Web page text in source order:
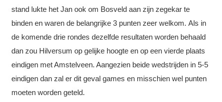
stand lukte het Jan ook om Bosveld aan zijn zegekar te
binden en waren de belangrijke 3 punten zeer welkom. Als in
de komende drie rondes dezelfde resultaten worden behaald
dan zou Hilversum op gelijke hoogte en op een vierde plaats
eindigen met Amstelveen. Aangezien beide wedstrijden in 5-5
eindigen dan zal er dit geval games en misschien wel punten
moeten worden geteld.